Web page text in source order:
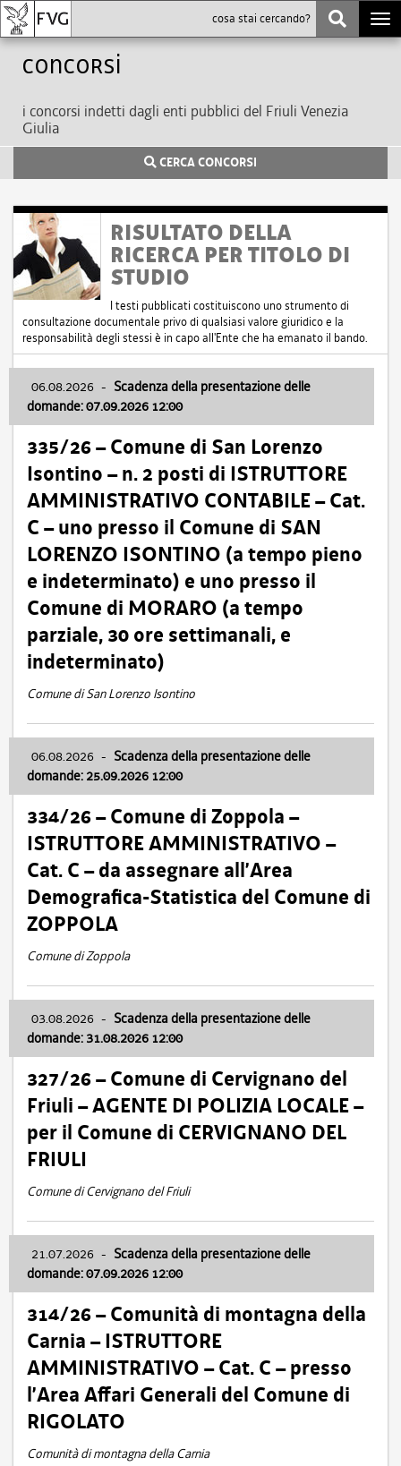
Concorsi
i concorsi indetti dagli enti pubblici del Friuli Venezia
Giulia
CERCA CONCORSI
RISULTATO DELLA
RICERCA PER TITOLO DI
STUDIO
I testi pubblicati costituiscono uno strumento di
consultazione documentale privo di qualsiasi valore giuridico e la
responsabilità degli stessi è in capo all'Ente che ha emanato il bando.
06.08.2026 - Scadenza della presentazione delle
domande: 07.09.2026 12:00
335/26 – Comune di San Lorenzo
Isontino – n. 2 posti di ISTRUTTORE
AMMINISTRATIVO CONTABILE – Cat.
C – uno presso il Comune di SAN
LORENZO ISONTINO (a tempo pieno
e indeterminato) e uno presso il
Comune di MORARO (a tempo
parziale, 30 ore settimanali, e
indeterminato)
Comune di San Lorenzo Isontino
06.08.2026 - Scadenza della presentazione delle
domande: 25.09.2026 12:00
334/26 – Comune di Zoppola –
ISTRUTTORE AMMINISTRATIVO –
Cat. C – da assegnare all’Area
Demografica-Statistica del Comune di
ZOPPOLA
Comune di Zoppola
03.08.2026 - Scadenza della presentazione delle
domande: 31.08.2026 12:00
327/26 – Comune di Cervignano del
Friuli – AGENTE DI POLIZIA LOCALE –
per il Comune di CERVIGNANO DEL
FRIULI
Comune di Cervignano del Friuli
21.07.2026 - Scadenza della presentazione delle
domande: 07.09.2026 12:00
314/26 – Comunità di montagna della
Carnia – ISTRUTTORE
AMMINISTRATIVO – Cat. C – presso
l’Area Affari Generali del Comune di
RIGOLATO
Comunità di montagna della Carnia